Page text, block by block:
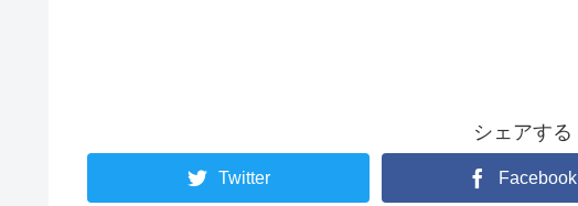
シェアする
Twitter Facebook